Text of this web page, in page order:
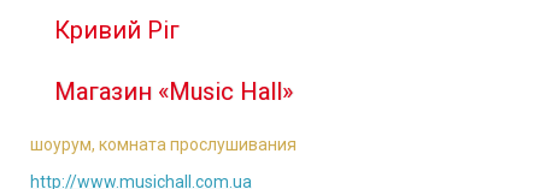
Кривий Ріг
Магазин «Music Hall»
шоурум, комната прослушивания
http://www.musichall.com.ua